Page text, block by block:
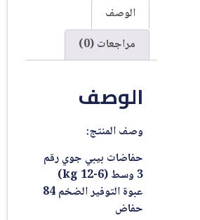
الوصف
مراجعات (0)
الوصف
وصف المنتج:
حفاضات بيبي جوي رقم
3 وسط (6-12 kg)
عبوة التوفير الضخم 84
حفاض